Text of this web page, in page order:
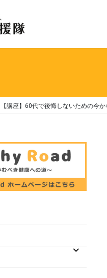
【講座】60代で後悔しないための今